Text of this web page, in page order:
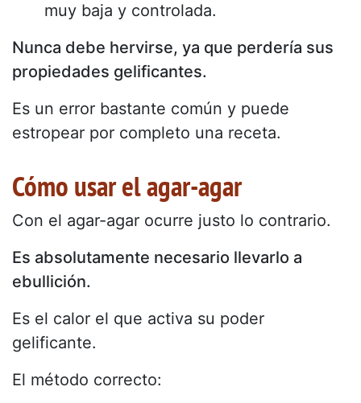
muy baja y controlada.
Nunca debe hervirse, ya que perdería sus
propiedades gelificantes.
Es un error bastante común y puede
estropear por completo una receta.
Cómo usar el agar-agar
Con el agar-agar ocurre justo lo contrario.
Es absolutamente necesario llevarlo a
ebullición.
Es el calor el que activa su poder
gelificante.
El método correcto: